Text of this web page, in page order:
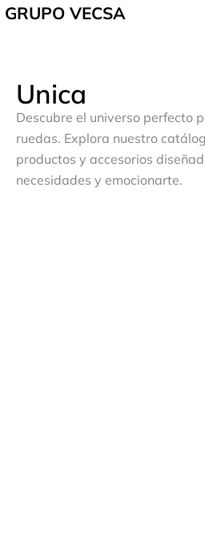
GRUPO VECSA
Unica
Descubre el universo perfecto
ruedas. Explora nuestro
productos y accesorios
necesidades y emocionarte.